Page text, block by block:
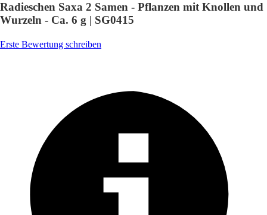
Radieschen Saxa 2 Samen - Pflanzen mit Knollen und
Wurzeln - Ca. 6 g | SG0415
Erste Bewertung schreiben